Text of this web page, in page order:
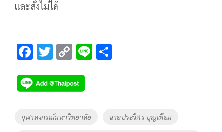
และสั่งไม่ได้
F
e
b
o
T
tt
er
C
p
y
Li
Li
Tags
จุฬาลงกรณ์มหาวิทยาลัย นายประวิตร บุญเทียม